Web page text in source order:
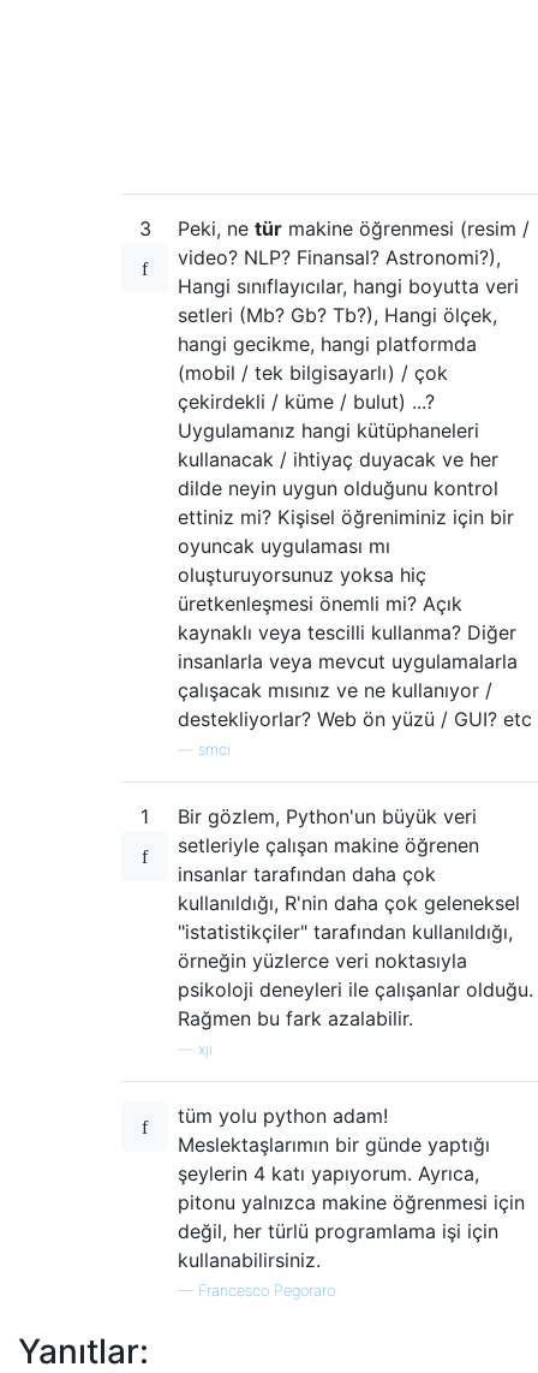
3 Peki, ne tür makine öğrenmesi (resim /
video? NLP? Finansal? Astronomi?),
Hangi sınıflayıcılar, hangi boyutta veri
setleri (Mb? Gb? Tb?), Hangi ölçek,
hangi gecikme, hangi platformda
(mobil / tek bilgisayarlı) / çok
çekirdekli / küme / bulut) ...?
Uygulamanız hangi kütüphaneleri
kullanacak / ihtiyaç duyacak ve her
dilde neyin uygun olduğunu kontrol
ettiniz mi? Kişisel öğreniminiz için bir
oyuncak uygulaması mı
oluşturuyorsunuz yoksa hiç
üretkenleşmesi önemli mi? Açık
kaynaklı veya tescilli kullanma? Diğer
insanlarla veya mevcut uygulamalarla
çalışacak mısınız ve ne kullanıyor /
destekliyorlar? Web ön yüzü / GUI? etc
smci
1
Bir gözlem, Python'un büyük veri
setleriyle çalışan makine öğrenen
insanlar tarafından daha çok
kullanıldığı, R'nin daha çok geleneksel
"istatistikçiler" tarafından kullanıldığı,
örneğin yüzlerce veri noktasıyla
psikoloji deneyleri ile çalışanlar olduğu.
Rağmen bu fark azalabilir.
xji
tüm yolu python adam!
Meslektaşlarımın bir günde yaptığı
şeylerin 4 katı yapıyorum. Ayrıca,
pitonu yalnızca makine öğrenmesi için
değil, her türlü programlama işi için
kullanabilirsiniz.
— Francesco Pegoraro
Yanıtlar: